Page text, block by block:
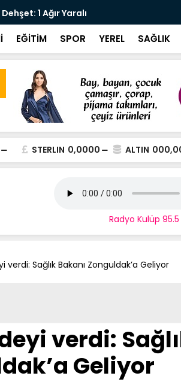
1 Ağır Yaralı
EĞİTİM SPOR YEREL SAĞLIK
STERLIN 0,0000 ALTIN
Radyo Kulüp 95.5
Sağlık Bakanı Zonguldak’a Geliyor
verdi:
Geliyor